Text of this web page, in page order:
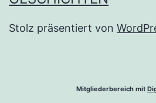
Stolz präsentiert von
Mitgliederbereich mit